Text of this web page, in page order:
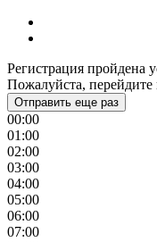
Регистрация пройдена
Пожалуйста, перейдите
Отправить еще раз
00:00
01:00
02:00
03:00
04:00
05:00
06:00
07:00